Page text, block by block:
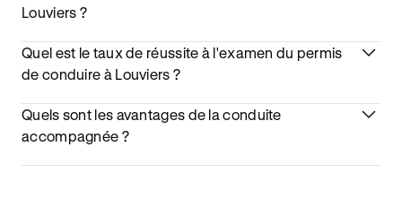
Louviers ?
Quel est le taux de réussite à l'examen du permis
de conduire à Louviers ?
Quels sont les avantages de la conduite
accompagnée ?